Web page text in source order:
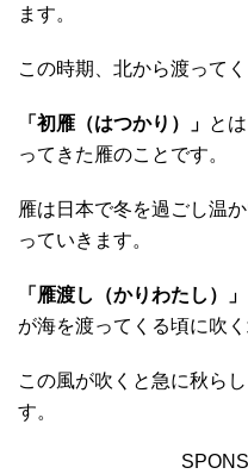
ます。
この時期、北から渡って
「初雁（はつかり）」 と
ってきた雁のことです。
雁は日本で冬を過ごし温
っていきます。
「雁渡し（かりわたし）」
が海を渡ってくる頃に吹く
この風が吹くと急に秋ら
す。